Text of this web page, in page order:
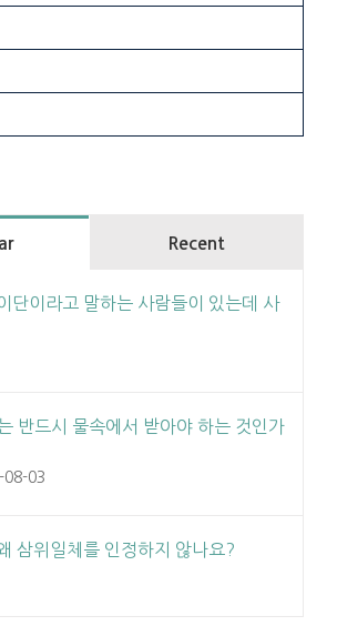
Recent
단이라고 말하는 사람들이 있는데 사
반드시 물속에서 받아야 하는 것인가
08-03
삼위일체를 인정하지 않나요?